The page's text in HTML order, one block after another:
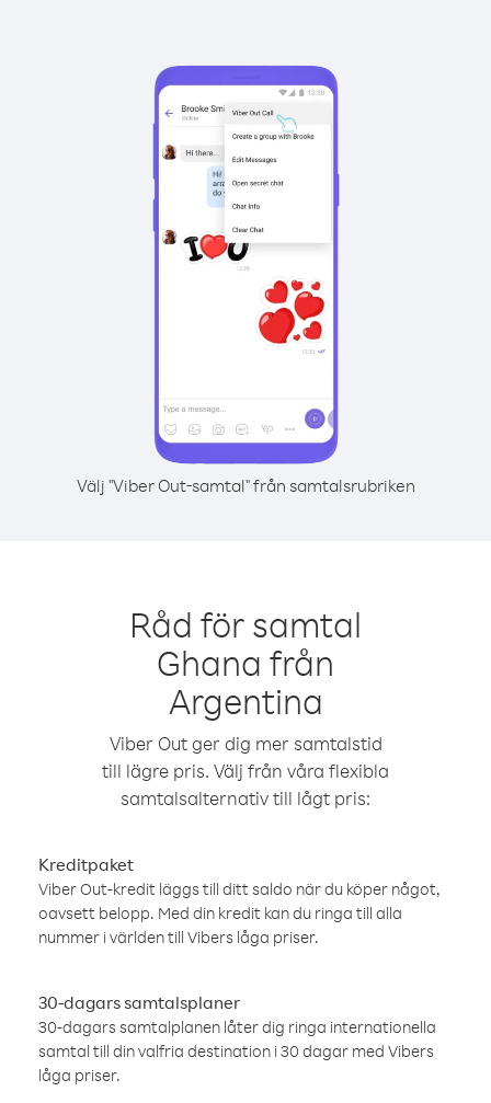
Välj "Viber Out-samtal" från samtalsrubriken
Råd för samtal
Ghana från
Argentina
Viber Out ger dig mer samtalstid
till lägre pris. Välj från våra flexibla
samtalsalternativ till lågt pris:
Kreditpaket
Viber Out-kredit läggs till ditt saldo när du köper något,
oavsett belopp. Med din kredit kan du ringa till alla
nummer i världen till Vibers låga priser.
30-dagars samtalsplaner
30-dagars samtalplanen låter dig ringa internationella
samtal till din valfria destination i 30 dagar med Vibers
låga priser.